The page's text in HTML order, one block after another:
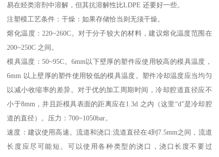
易在烃类溶剂中溶解，但其抗溶解性比LDPE还要好一些。
注塑模工艺条件：干燥：如果存储恰当则无须干燥。
熔化温度： 220~260C 。对于分子较大的材料，建议熔化温度范围在
200~250C 之间。
模具温度：50~95C 。 6mm 以下壁厚的塑件应使用较高的模具温度，
6mm 以上壁厚的塑件使用较低的模具温度。塑件冷却温度应当均匀
以减小收缩率的差异。对于优的加工周期时间，冷却腔道直径应不
小于8mm ，并且距模具表面的距离应在1.3d 之内（这里“d”是冷却腔
道的直径）。压力： 700~1050bar。
速度：建议使用高速。流道和浇口 :流道直径在4到 7.5mm之间，流道
长度应尽可能短。可以使用各种类型的浇口，浇口长度不要过